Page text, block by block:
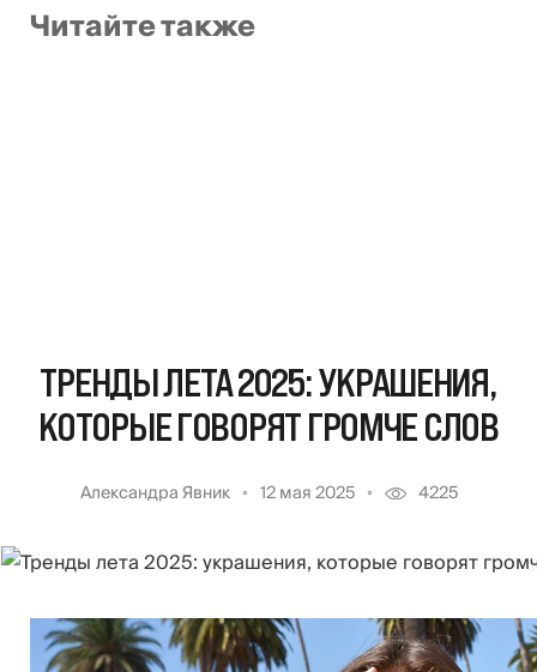
Читайте также
ТРЕНДЫ ЛЕТА 2025: УКРАШЕНИЯ,
КОТОРЫЕ ГОВОРЯТ ГРОМЧЕ СЛОВ
Александра Явник 12 мая 2025 4225